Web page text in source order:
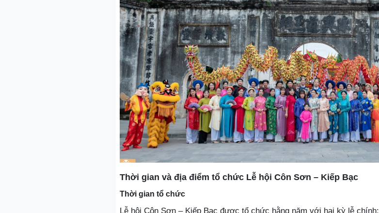
Thời gian và địa điểm tổ chức Lễ hội Côn Sơn – Kiếp Bạc
Thời gian tổ chức
Lễ hội Côn Sơn – Kiếp Bạc được tổ chức hằng năm với hai kỳ lễ chính: